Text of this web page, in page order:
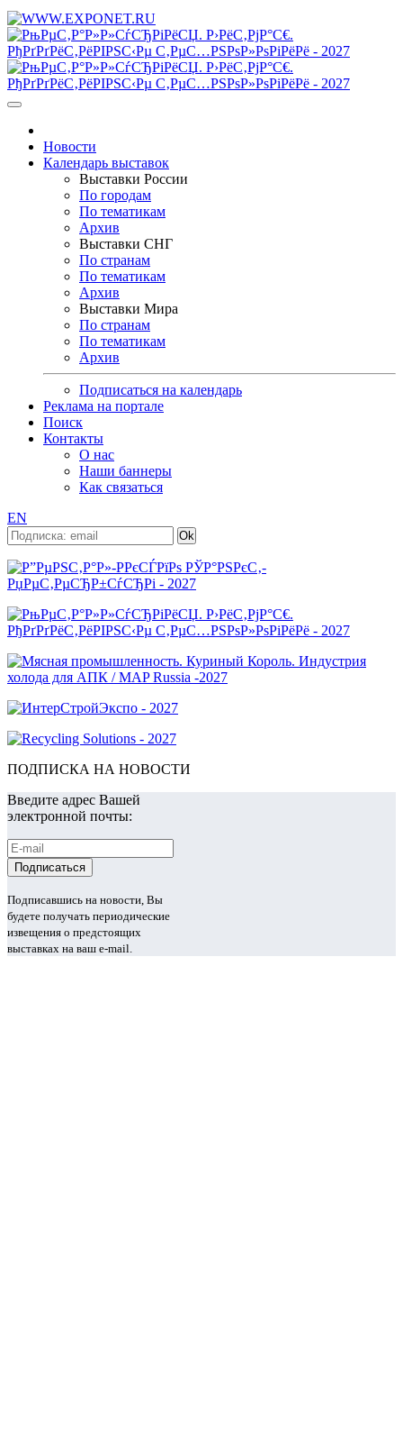
Новости
Календарь выставок
Выставки России
По городам
По тематикам
Архив
Выставки СНГ
По странам
По тематикам
Архив
Выставки Мира
По странам
По тематикам
Архив
Подписаться на календарь
Реклама на портале
Поиск
Контакты
О нас
Наши баннеры
Как связаться
EN
ПОДПИСКА НА НОВОСТИ
Введите адрес Вашей
электронной почты:
Подписавшись на новости, Вы
будете получать периодические
извещения о предстоящих
выставках на ваш e-mail.